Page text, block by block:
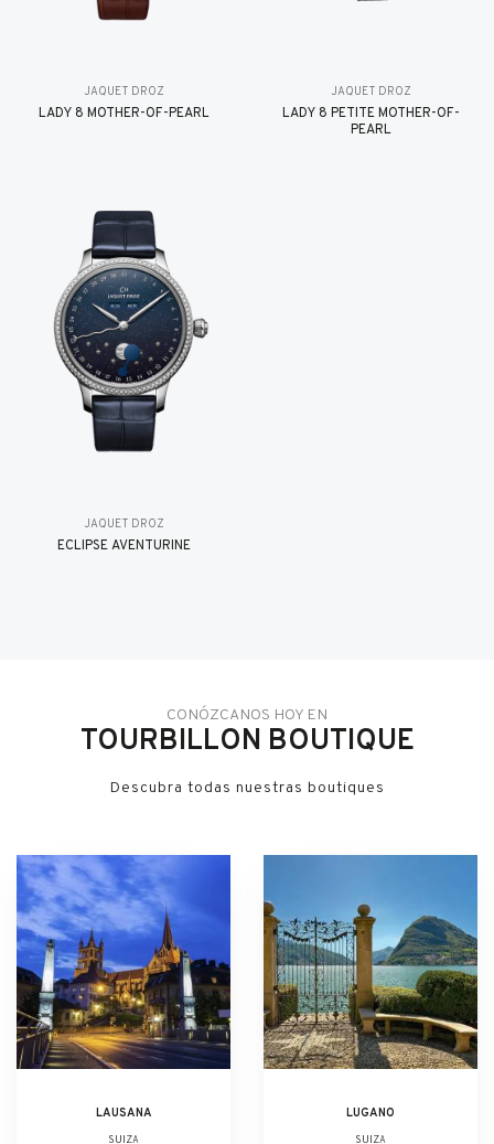
JAQUET DROZ
LADY 8 MOTHER-OF-PEARL
JAQUET DROZ
LADY 8 PETITE MOTHER-OF-
PEARL
JAQUET DROZ
ÉCLIPSE AVENTURINE
CONÓZCANOS HOY EN
TOURBILLON BOUTIQUE
Descubra todas nuestras boutiques
LAUSANA
SUIZA
LUGANO
SUIZA